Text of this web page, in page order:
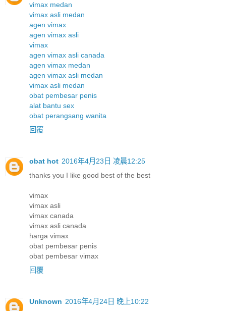
vimax medan
vimax asli medan
agen vimax
agen vimax asli
vimax
agen vimax asli canada
agen vimax medan
agen vimax asli medan
vimax asli medan
obat pembesar penis
alat bantu sex
obat perangsang wanita
回覆
obat hot 2016年4月23日 凌晨12:25
thanks you I like good best of the best
vimax
vimax asli
vimax canada
vimax asli canada
harga vimax
obat pembesar penis
obat pembesar vimax
回覆
Unknown 2016年4月24日 晚上10:22